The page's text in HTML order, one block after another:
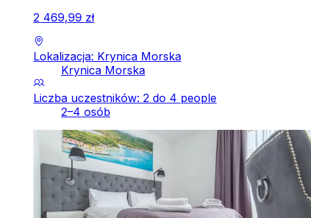
2 469,99 zł
Lokalizacja: Krynica Morska
Krynica Morska
Liczba uczestników: 2 do 4 people
2–4 osób